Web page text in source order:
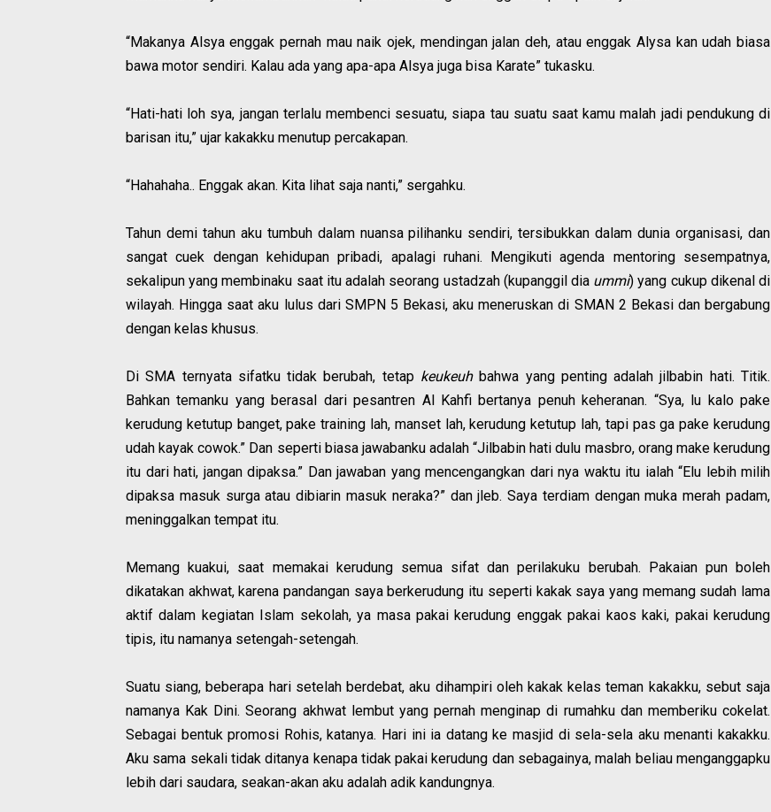
“Makanya Alsya enggak pernah mau naik ojek, mendingan jalan deh, atau enggak Alysa kan udah biasa
bawa motor sendiri. Kalau ada yang apa-apa Alsya juga bisa Karate” tukasku.
“Hati-hati loh sya, jangan terlalu membenci sesuatu, siapa tau suatu saat kamu malah jadi pendukung di
barisan itu,” ujar kakakku menutup percakapan.
“Hahahaha.. Enggak akan. Kita lihat saja nanti,” sergahku.
Tahun demi tahun aku tumbuh dalam nuansa pilihanku sendiri, tersibukkan dalam dunia organisasi, dan
sangat cuek dengan kehidupan pribadi, apalagi ruhani. Mengikuti agenda mentoring sesempatnya,
sekalipun yang membinaku saat itu adalah seorang ustadzah (kupanggil dia ummi) yang cukup dikenal di
wilayah. Hingga saat aku lulus dari SMPN 5 Bekasi, aku meneruskan di SMAN 2 Bekasi dan bergabung
dengan kelas khusus.
Di SMA ternyata sifatku tidak berubah, tetap keukeuhbahwa yang penting adalah jilbabin hati. Titik.
Bahkan temanku yang berasal dari pesantren Al Kahfi bertanya penuh keheranan. “Sya, lu kalo pake
kerudung ketutup banget, pake training lah, manset lah, kerudung ketutup lah, tapi pas ga pake kerudung
udah kayak cowok.” Dan seperti biasa jawabanku adalah “Jilbabin hati dulu masbro, orang make kerudung
itu dari hati, jangan dipaksa.” Dan jawaban yang mencengangkan dari nya waktu itu ialah “Elu lebih milih
dipaksa masuk surga atau dibiarin masuk neraka?” dan jleb. Saya terdiam dengan muka merah padam,
meninggalkan tempat itu.
Memang kuakui, saat memakai kerudung semua sifat dan perilakuku berubah. Pakaian pun boleh
dikatakan akhwat, karena pandangan saya berkerudung itu seperti kakak saya yang memang sudah lama
aktif dalam kegiatan Islam sekolah, ya masa pakai kerudung enggak pakai kaos kaki, pakai kerudung
tipis, itu namanya setengah-setengah.
Suatu siang, beberapa hari setelah berdebat, aku dihampiri oleh kakak kelas teman kakakku, sebut saja
namanya Kak Dini. Seorang akhwat lembut yang pernah menginap di rumahku dan memberiku cokelat.
Sebagai bentuk promosi Rohis, katanya. Hari ini ia datang ke masjid di sela-sela aku menanti kakakku.
Aku sama sekali tidak ditanya kenapa tidak pakai kerudung dan sebagainya, malah beliau menganggapku
lebih dari saudara, seakan-akan aku adalah adik kandungnya.